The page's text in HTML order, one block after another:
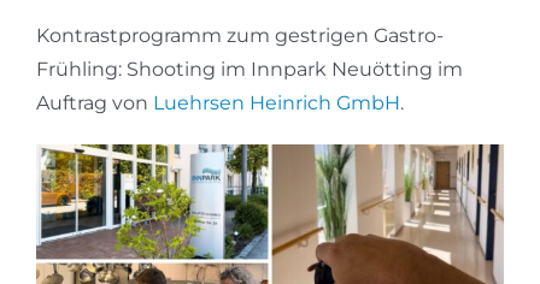
Kontrastprogramm zum gestrigen Gastro-
Frühling: Shooting im Innpark Neuötting im
Auftrag von Luehrsen Heinrich GmbH.